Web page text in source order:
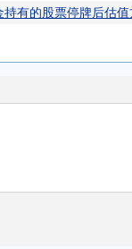
有的股票停牌后估